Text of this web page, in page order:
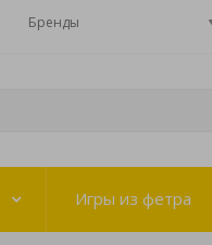
Бренды
Игры из фетра